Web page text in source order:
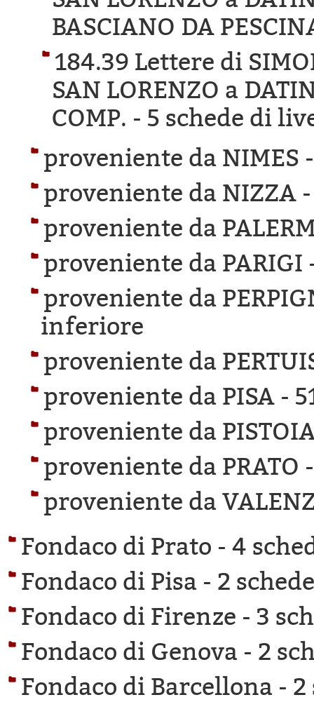
BASCIANO DA
184.39 Lettere di
SAN LORENZO a
COMP. - 5 schede di
proveniente da NIMES
proveniente da NIZZA
proveniente da
proveniente da PARIGI
proveniente da
inferiore
proveniente da
proveniente da PISA -
proveniente da
proveniente da PRATO
proveniente da
Fondaco di Prato - 4
Fondaco di Pisa - 2
Fondaco di Firenze - 3
Fondaco di Genova - 2
Fondaco di Barcellona - 2